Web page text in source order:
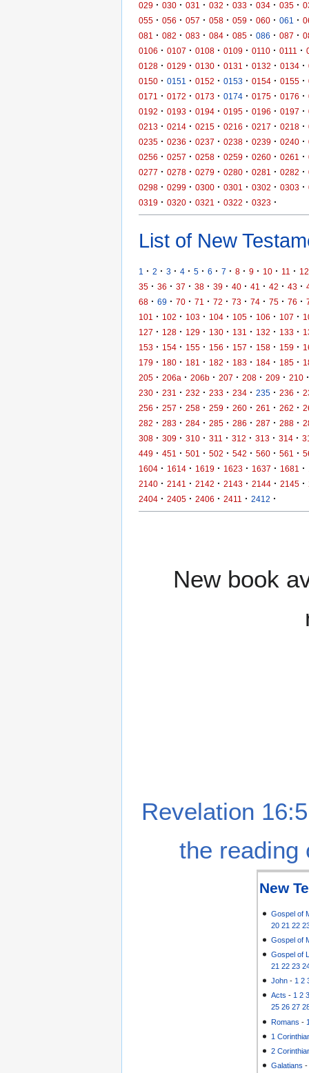
029 · 030 · 031 · 032 · 033 · 034 · 035 ·
055 · 056 · 057 · 058 · 059 · 060 · 061 ·
081
· 082 · 083 · 084 · 085 · 086 · 087 ·
0106 · 0107 · 0108 · 0109 · 0110 · 0111 ·
0128 · 0129 · 0130 · 0131 · 0132 · 0134 ·
0150 · 0151 · 0152 · 0153 · 0154 · 0155 ·
0171
· 0172 · 0173 · 0174 · 0175 · 0176 ·
0192 · 0193 · 0194 · 0195 · 0196 · 0197 ·
0213 · 0214 · 0215 · 0216 · 0217 · 0218 ·
0235 · 0236 · 0237 · 0238 · 0239 · 0240 ·
0256 · 0257 · 0258 · 0259 · 0260 · 0261 ·
0277 · 0278 · 0279 · 0280 · 0281 · 0282 ·
0298 · 0299 · 0300 · 0301 · 0302 · 0303 ·
0319 · 0320 · 0321 · 0322 · 0323 ·
List of New
1 · 2 · 3 · 4 · 5 · 6 · 7 · 8 · 9 · 10 · 11 · 12
35 · 36 · 37 · 38 · 39 · 40 · 41 · 42 · 43 ·
68 · 69 · 70 · 71 · 72 · 73 · 74 · 75 · 76 ·
101
· 102 · 103 · 104 · 105 · 106 · 107 ·
127 · 128 · 129 · 130 · 131 · 132 · 133 ·
153 · 154 · 155 · 156 · 157 · 158 · 159 ·
179 · 180 · 181 · 182 · 183 · 184 · 185 ·
205 · 206a · 206b · 207 · 208 · 209 · 210 ·
230 · 231 · 232 · 233 · 234 · 235 · 236 ·
256 · 257 · 258 · 259 · 260 · 261 · 262 ·
282 · 283 · 284 · 285 · 286 · 287 · 288 ·
308 · 309 · 310 · 311 · 312 · 313 · 314 ·
449 · 451 · 501 · 502 · 542 · 560 · 561 ·
1604 · 1614 · 1619 · 1623 · 1637 · 1681 ·
2140 · 2141 · 2142 · 2143 · 2144 · 2145 ·
2404 · 2405 · 2406 · 2411 · 2412 ·
New book
Revelation
the reading
New
Gospel of
20 21 22
Gospel of
Gospel of
21 22 23
John - 1 2
Acts - 1 2
25 26 27
Romans -
1
2
Galatians